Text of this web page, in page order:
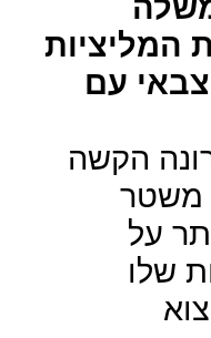
המליציות
עם
הקשה
משטר
על
שלו